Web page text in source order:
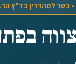
• כשר למהדרין בד"ץ
ב